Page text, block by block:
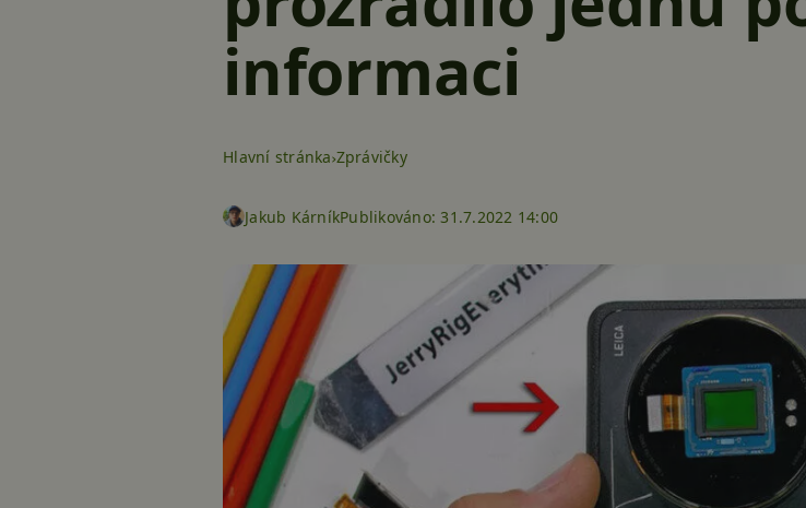
informaci
Hlavní stránka Zprávičky
Jakub KárníkPublikováno:31.7.2022 14:00